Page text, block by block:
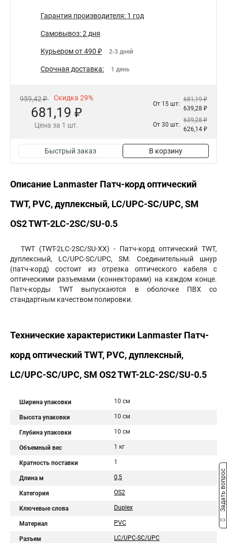
Гарантия производителя: 1 год
Самовывоз: 2 дня
Курьером от 490 ₽ 2-3 дней
Срочная доставка: 1 день
959,42 ₽ Скидка 29%
681,19 ₽
Цена за 1 шт.
От 15 шт:
681,19 ₽
639,28 ₽
От 30 шт:
639,28 ₽
626,14 ₽
Быстрый заказ В корзину
Описание Lanmaster Патч-корд оптический
TWT, PVC, дуплексный, LC/UPC-SC/UPC, SM
OS2 TWT-2LC-2SC/SU-0.5
TWT (TWT-2LC-2SC/SU-XX) - Патч-корд оптический TWT,
дуплексный, LC/UPC-SC/UPC, SM. Соединительный шнур
(патч-корд) состоит из отрезка оптического кабеля с
оптическими разъемами (коннекторами) на каждом конце.
Патч-корды TWT выпускаются в оболочке ПВХ со
стандартным качеством полировки.
Технические характеристики Lanmaster Патч-
корд оптический TWT, PVC, дуплексный,
LC/UPC-SC/UPC, SM OS2 TWT-2LC-2SC/SU-0.5
Ширина упаковки 10 см
Высота упаковки 10 см
Глубина упаковки 10 см
Объемный вес 1 кг
Кратность поставки 1
Длина м 0,5
Категория OS2
Ключевые слова Duplex
Материал PVC
Разъем LC/UPC-SC/UPC
Задать вопрос